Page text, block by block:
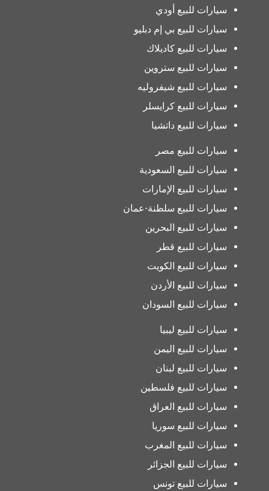
سيارات للبيع أودي
سيارات للبيع بي إم دبليو
سيارات للبيع كاديلاك
سيارات للبيع ستروين
سيارات للبيع شيفروليه
سيارات للبيع كرايسلر
سيارات للبيع داتشيا
سيارات للبيع مصر
سيارات للبيع السعودية
سيارات للبيع الإمارات
سيارات للبيع سلطنة-عمان
سيارات للبيع البحرين
سيارات للبيع قطر
سيارات للبيع الكويت
سيارات للبيع الأردن
سيارات للبيع السودان
سيارات للبيع ليبيا
سيارات للبيع اليمن
سيارات للبيع لبنان
سيارات للبيع فلسطين
سيارات للبيع العراق
سيارات للبيع سوريا
سيارات للبيع المغرب
سيارات للبيع الجزائر
سيارات للبيع تونس